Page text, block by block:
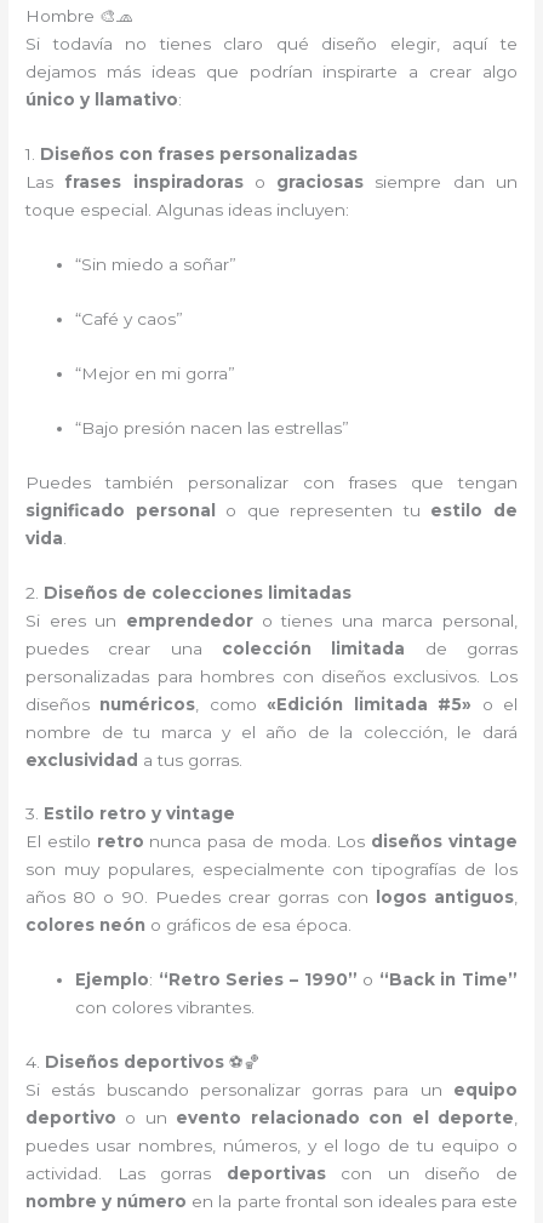
Hombre 🎨🧢
Si todavía no tienes claro qué diseño elegir, aquí te
dejamos más ideas que podrían inspirarte a crear algo
único y llamativo:
1. Diseños con frases personalizadas
Las frases inspiradoraso graciosas siempre dan un
toque especial. Algunas ideas incluyen:
“Sin miedo a soñar”
“Café y caos”
“Mejor en mi gorra”
“Bajo presión nacen las estrellas”
Puedes también personalizar con frases que tengan
significado personal
o que representen tu estilo de
vida
2. Diseños de colecciones limitadas
Si eres un emprendedoro tienes una marca personal,
puedes crear una colección limitada de gorras
personalizadas para hombres con diseños exclusivos. Los
diseños numéricos , como«Edición limitada #5» o el
nombre de tu marca y el año de la colección, le dará
exclusividad a tus gorras.
3. Estilo retro y vintage
El estilo retro nunca pasa de moda. Los diseños vintage
son muy populares, especialmente con tipografías de los
años 80 o 90. Puedes crear gorras con
logos antiguos,
colores neón o gráficos de esa época.
Ejemplo: “Retro Series – 1990” o “Back in Time”
con colores vibrantes.
4. Diseños deportivos ⚽🏀
Si estás buscando personalizar gorras para un equipo
deportivo o un evento relacionado con el deporte
puedes usar nombres, números, y el logo de tu equipo o
actividad. Las gorras deportivascon un diseño de
nombre y número en la parte frontal son ideales para este